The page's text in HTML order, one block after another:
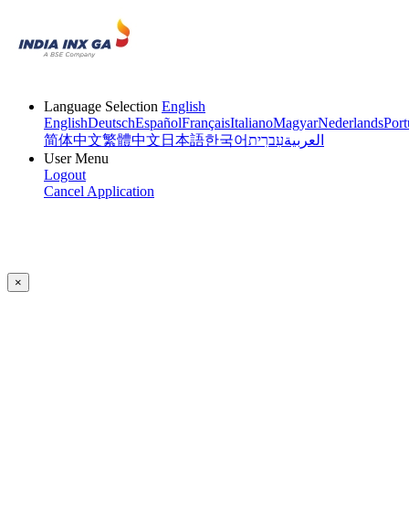
Language Selection English
EnglishDeutschEspañolFrançaisItalianoMagyarNederlands
简体中文繁體中文 日本語한국어 العربيةעִברִית
User Menu
Logout
Cancel Application
×